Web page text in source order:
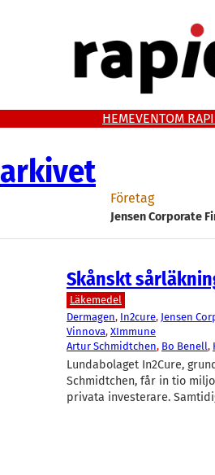
HEMEVENTOM
arkivet
Företag
Jensen Corporate
Skånskt
Läkemedel
Dermagen, In2cure, Jensen
Vinnova, XImmune
Artur Schmidtchen, Bo Benell,
Lundabolaget In2Cure,
Schmidtchen, får in tio
privata investerare.